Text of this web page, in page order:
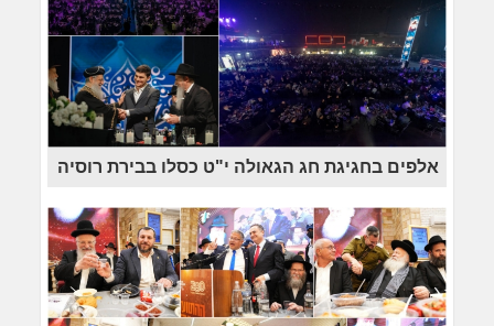
אלפים בחגיגת חג הגאולה י"ט כסלו בבירת רוסיה